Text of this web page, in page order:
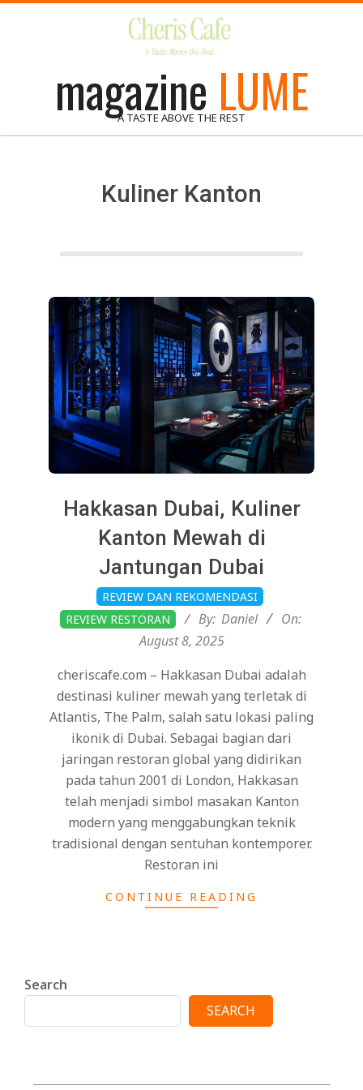
magazine LUME
A TASTE ABOVE THE REST
Kuliner Kanton
Hakkasan Dubai, Kuliner
Kanton Mewah di
Jantungan Dubai
08-
08
REVIEW DAN REKOMENDASI
REVIEW RESTORAN
By: Daniel
On:
August 8, 2025
cheriscafe.com – Hakkasan Dubai adalah
destinasi kuliner mewah yang terletak di
Atlantis, The Palm, salah satu lokasi paling
ikonik di Dubai. Sebagai bagian dari
jaringan restoran global yang didirikan
pada tahun 2001 di London, Hakkasan
telah menjadi simbol masakan Kanton
modern yang menggabungkan teknik
tradisional dengan sentuhan kontemporer.
Restoran ini
CONTINUE READING
Search
SEARCH